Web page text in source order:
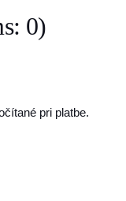
0)
pri platbe.